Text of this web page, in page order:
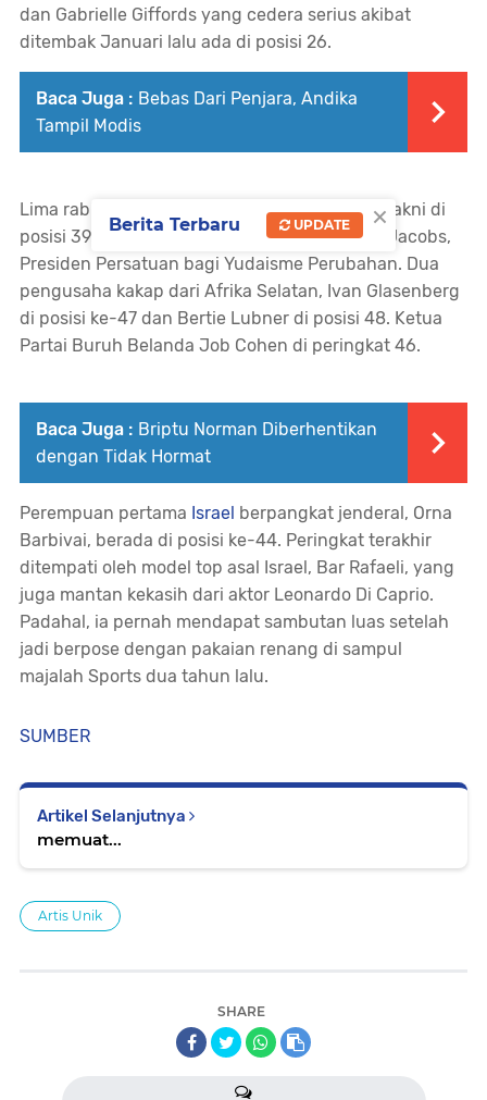
dan Gabrielle Giffords yang cedera serius akibat
ditembak Januari lalu ada di posisi 26.
Baca Juga : Bebas Dari Penjara, Andika
Tampil Modis
Lima rabbi juga masuk dalam daftar terpilih, yakni di
posisi 39 hingga 43, termasuk Rabbi Richard Jacobs,
Presiden Persatuan bagi Yudaisme Perubahan. Dua
pengusaha kakap dari Afrika Selatan, Ivan Glasenberg
di posisi ke-47 dan Bertie Lubner di posisi 48. Ketua
Partai Buruh Belanda Job Cohen di peringkat 46.
Baca Juga : Briptu Norman Diberhentikan
dengan Tidak Hormat
Perempuan pertama Israel berpangkat jenderal, Orna
Barbivai, berada di posisi ke-44. Peringkat terakhir
ditempati oleh model top asal Israel, Bar Rafaeli, yang
juga mantan kekasih dari aktor Leonardo Di Caprio.
Padahal, ia pernah mendapat sambutan luas setelah
jadi berpose dengan pakaian renang di sampul
majalah Sports dua tahun lalu.
SUMBER
Artikel Selanjutnya
memuat...
Artis Unik
SHARE
×
Berita Terbaru UPDATE